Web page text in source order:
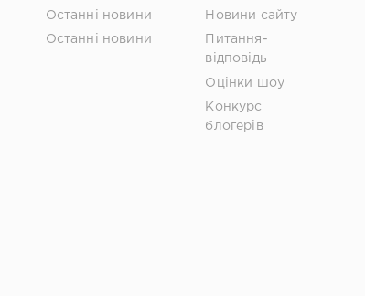
Останні новини
Останні новини
Новини сайту
Питання-
відповідь
Оцінки шоу
Конкурс
блогерів